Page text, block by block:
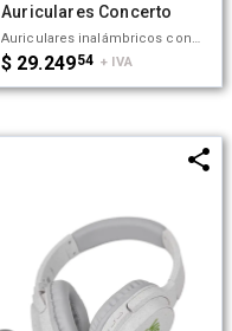
Auriculares Concerto
Auriculares inalámbricos con estuche de carga y micrófono incorporado. Posee tecnología bluetooth 5.0, la capacidad del auricular es de 55mAh y su capacidad de carga es de 300mAh. Cuenta con cobertura bluetooth en una distancia de 10 metros y su duración en funcionamiento es de 3 horas seguidas. Mantiene la carga sin uso por 120 horas y el tiempo de carga es de 50 minutos. Funciones touch: un toque para pausar/reproducir música, dos toques para redial. Medidas: 8 x 3,5 cm. Kingtech.
$ 29.24954 + IVA